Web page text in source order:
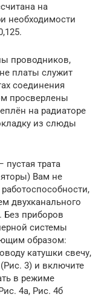
на
необходимости
проводников,
платы служит
соединения
просверлены
на радиаторе
из слюды
трата
Вам не
двухканального
Без приборов
системы
образом:
катушки свечу,
3) и включите
в режиме
4а, Рис. 4б